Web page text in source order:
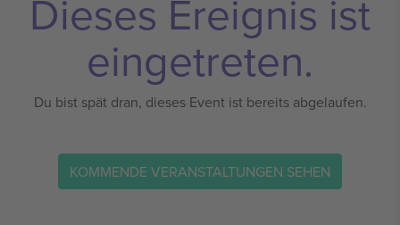
Dieses Ereignis ist
eingetreten.
Du bist spät dran, dieses Event ist bereits abgelaufen.
KOMMENDE VERANSTALTUNGEN SEHEN